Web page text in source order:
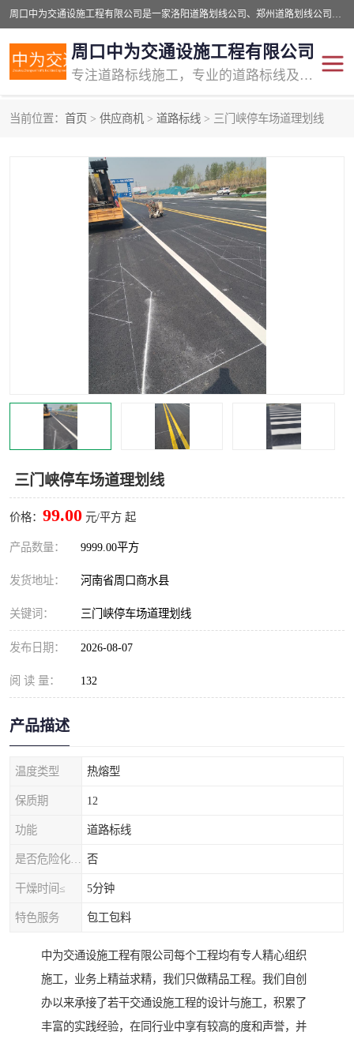
周口中为交通设施工程有限公司是一家洛阳道路划线公司、郑州道路划线公司、平顶山道路车位划线公司、开封车位划线公司、许昌道路车位划线公司、漯河道路车位划线公司，公司始终坚持“诚信、匠心、专注”的宗旨；我们的经营理念是：的服务。
周口中为交通设施工程有限公司
专注道路标线施工，专业的道路标线及交通设施施工服务商!
当前位置： 首页 > 供应商机 > 道路标线 > 三门峡停车场道理划线
三门峡停车场道理划线
价格： 99.00 元/平方 起
产品数量： 9999.00平方
发货地址： 河南省周口商水县
关键词： 三门峡停车场道理划线
发布日期： 2026-08-07
阅 读 量： 132
产品描述
温度类型 热熔型
保质期 12
功能 道路标线
否
干燥时间≤ 5分钟
特色服务 包工包料
中为交通设施工程有限公司每个工程均有专人精心组织
施工，业务上精益求精，我们只做精品工程。我们自创
办以来承接了若干交通设施工程的设计与施工，积累了
丰富的实践经验，在同行业中享有较高的度和声誉，并
道路标线划线 马路标线
道路划线